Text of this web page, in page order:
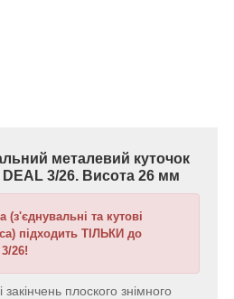
металевий куточок
DEAL 3/26. Висота 26 мм
та кутові
підходить ТІЛЬКИ до
26!
закінчень плоского знімного